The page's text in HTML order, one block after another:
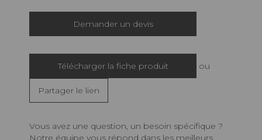
Demander un devis
Télécharger la fiche produit ou
Partager le lien
Vous avez une question, un besoin spécifique ?
Notre équipe vous répond dans les meilleurs